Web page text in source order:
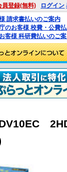
員登録(無料) ログイン
請求書払いのご案内
のお客様 校費・公費
客様 科研費払いのご